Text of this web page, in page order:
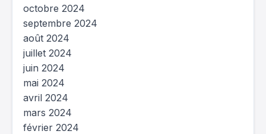
octobre 2024
septembre 2024
août 2024
juillet 2024
juin 2024
mai 2024
avril 2024
mars 2024
février 2024